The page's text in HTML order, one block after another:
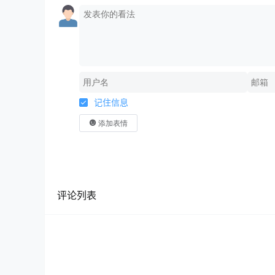
记住信息
添加表情
评论列表